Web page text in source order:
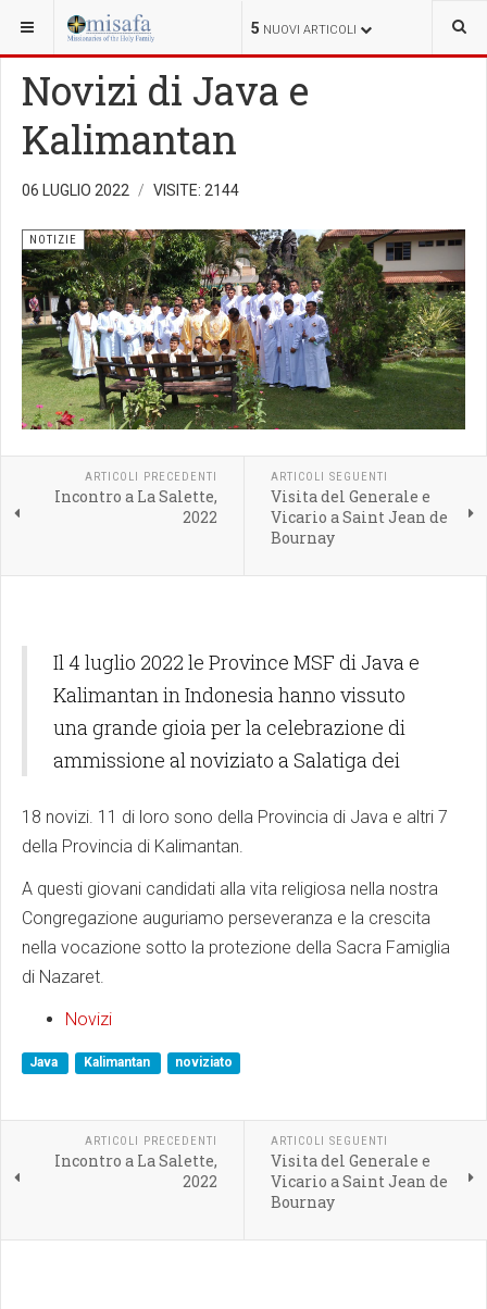
5 NUOVI ARTICOLI
SEI QUI:
Novizi di Java e
Kalimantan
06 LUGLIO 2022 VISITE: 2144
NOTIZIE
ARTICOLI PRECEDENTI
Incontro a La Salette,
2022
ARTICOLI SEGUENTI
Visita del Generale e
Vicario a Saint Jean de
Bournay
Il 4 luglio 2022 le Province MSF di Java e
Kalimantan in Indonesia hanno vissuto
una grande gioia per la celebrazione di
ammissione al noviziato a Salatiga dei
18 novizi. 11 di loro sono della Provincia di Java e altri 7
della Provincia di Kalimantan.
A questi giovani candidati alla vita religiosa nella nostra
Congregazione auguriamo perseveranza e la crescita
nella vocazione sotto la protezione della Sacra Famiglia
di Nazaret.
Novizi
Java Kalimantan noviziato
ARTICOLI PRECEDENTI
Incontro a La Salette,
2022
ARTICOLI SEGUENTI
Visita del Generale e
Vicario a Saint Jean de
Bournay